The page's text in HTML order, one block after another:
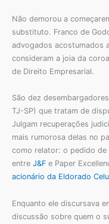
Não demorou a
substituto. Franco de
advogados acostumados
consideram a joia da
de Direito Empresarial.
São dez
TJ-SP) que tratam de
Julgam recuperações
mais rumorosa delas no
como relator: o pedido de
entre J&F e Paper
acionário da Eldorado
Enquanto ele discursava
discussão sobre quem o